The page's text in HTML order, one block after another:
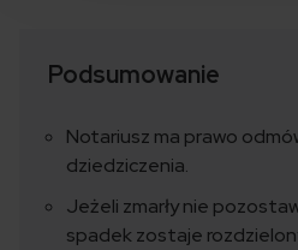
Podsumowanie
Notariusz ma prawo
dziedziczenia.
Jeżeli zmarły nie
spadek zostaje